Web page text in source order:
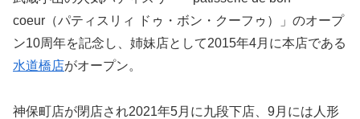
coeur（パティスリィ ドゥ・ボン・クーフゥ）」のオープ
ン10周年を記念し、姉妹店として2015年4月に本店である
水道橋店がオープン。
神保町店が閉店され2021年5月に九段下店、9月には人形